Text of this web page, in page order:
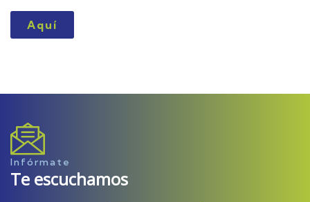
Aquí
Infórmate
Te escuchamos